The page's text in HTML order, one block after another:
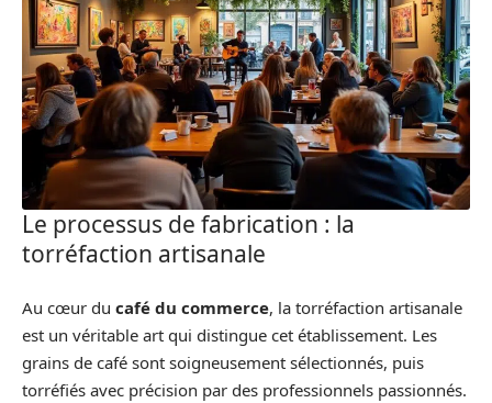
Le processus de fabrication : la
torréfaction artisanale
Au cœur du café du commerce, la torréfaction artisanale
est un véritable art qui distingue cet établissement. Les
grains de café sont soigneusement sélectionnés, puis
torréfiés avec précision par des professionnels passionnés.